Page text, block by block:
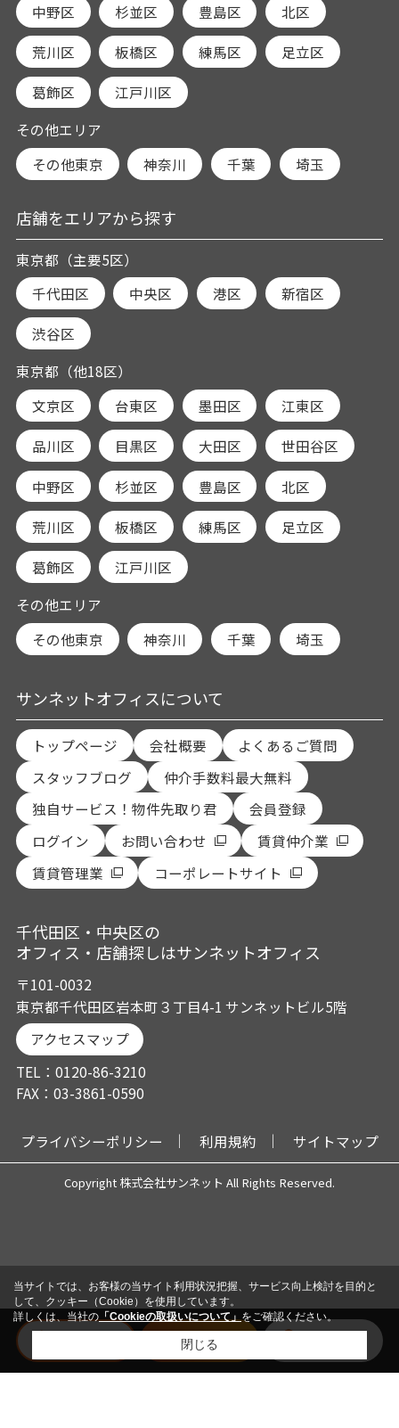
中野区 杉並区 豊島区 北区
荒川区 板橋区 練馬区 足立区
葛飾区
江戸川区
その他エリア
その他東京
神奈川 千葉 埼玉
店舗をエリアから探す
東京都（主要5区）
千代田区
中央区 港区 新宿区
渋谷区
東京都（他18区）
文京区
台東区 墨田区 江東区
品川区 目黒区 大田区 世田谷区
中野区 杉並区 豊島区 北区
荒川区 板橋区 練馬区 足立区
葛飾区
江戸川区
その他エリア
その他東京
神奈川 千葉 埼玉
サンネットオフィスについて
トップページ 会社概要
よくあるご質問
スタッフブログ
仲介手数料最大無料
独自サービス！物件先取り君
会員登録
ログイン
お問い合わせ
賃貸仲介業
賃貸管理業
コーポレートサイト
千代田区・中央区の
オフィス・店舗探しはサンネットオフィス
〒101-0032
東京都千代田区岩本町３丁目4-1 サンネットビル5階
アクセスマップ
TEL：0120-86-3210
FAX：03-3861-0590
プライバシーポリシー 利用規約 サイトマップ
Copyright 株式会社サンネット All Rights Reserved.
メール
当サイトでは、お客様の当サイト利用状況把握、サービス向上検討を目的と
して、クッキー（Cookie）を使用しています。
詳しくは、当社の「Cookieの取扱いについて」をご確認ください。
閉じる